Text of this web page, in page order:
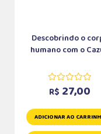
Descobrindo o
humano com o
R$ 27,00
ADICIONAR AO